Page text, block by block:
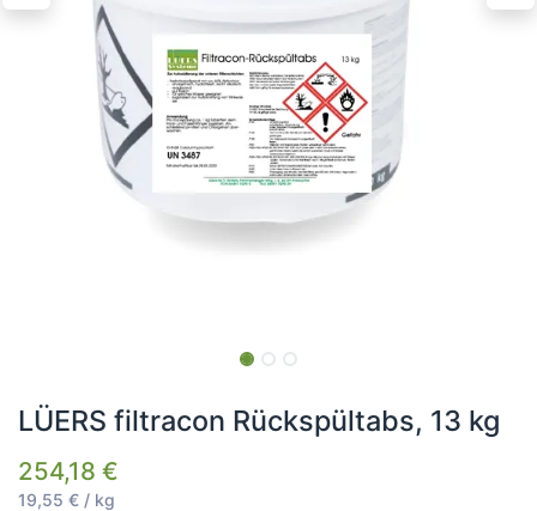
LÜERS filtracon Rückspültabs, 13 kg
254,18 €
19,55 € / kg